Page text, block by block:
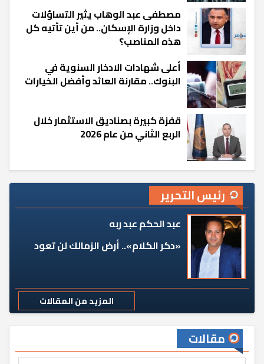
مصطفى عبد الوهاب يثير التساؤلات
داخل وزارة الإسكان.. من أين تأتيه كل
هذه المناصب؟
أعلى شهادات الادخار السنوية في
البنوك.. مقارنة العائد وأفضل الخيارات
قفزة كبيرة بصناديق الاستثمار خلال
الربع الثاني من عام 2026
رئيس التحرير
عبد الحكم عبد ربه
«دكر الكلام».. أرض الزمالك لن تعود
المزيد من المقالات
مقالات